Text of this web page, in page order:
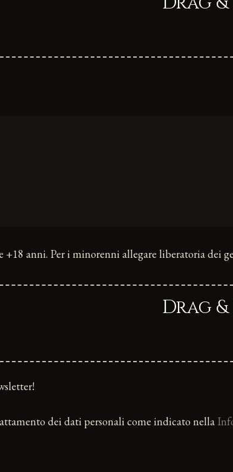
+18 anni. Per i minorenni allegare liberatoria dei
Drag &
dei dati personali come indicato nella